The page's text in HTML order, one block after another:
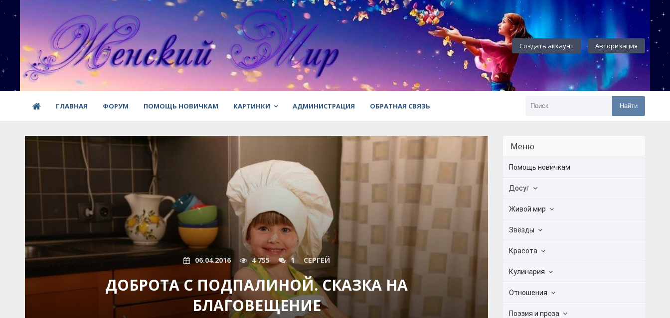
Создать аккаунт Авторизация
ГЛАВНАЯ ФОРУМ ПОМОЩЬ НОВИЧКАМ КАРТИНКИ АДМИНИСТРАЦИЯ ОБРАТНАЯ СВЯЗЬ Найти
06.04.2016 4 755 1 СЕРГЕЙ
ДОБРОТА С ПОДПАЛИНОЙ. СКАЗКА НА
БЛАГОВЕЩЕНИЕ
Меню
Помощь новичкам
Досуг
Живой мир
Звёзды
Красота
Кулинария
Отношения
Поэзия и проза